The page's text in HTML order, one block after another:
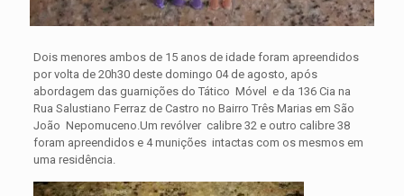
Dois menores ambos de 15 anos de idade foram apreendidos
por volta de 20h30 deste domingo 04 de agosto, após
abordagem das guarnições do Tático Móvel e da 136 Cia na
Rua Salustiano Ferraz de Castro no Bairro Três Marias em São
João Nepomuceno.Um revólver calibre 32 e outro calibre 38
foram apreendidos e 4 munições intactas com os mesmos em
uma residência.